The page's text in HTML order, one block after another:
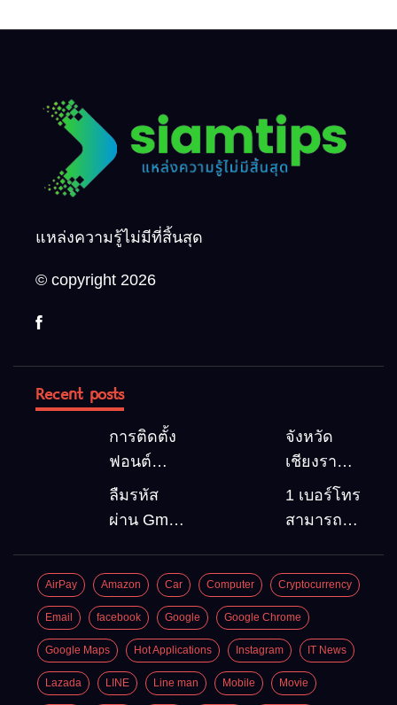
แหล่งความรู้ไม่มีที่สิ้นสุด
© copyright 2026
Recent posts
การติดตั้ง
ฟอนต์
(Font)
ลงบน
จังหวัด
เชียงราย 5
สถานที่
ท่องเที่ยว
ลืมรหัส
ผ่าน Gmail
Google
account
อัพเดต
ล่าสุด
1 เบอร์โทร
สามารถ
Gmail
บัญชีใหม่
ได้กี่ครั้ง?
กี่บัญชี ?
AirPay Amazon Car Computer Cryptocurrency
Email facebook Google Google Chrome
Google Maps Hot Applications Instagram IT News
Lazada LINE Line man Mobile Movie